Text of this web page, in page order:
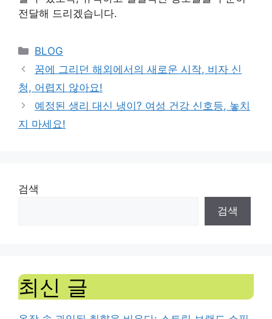
전달해 드리겠습니다.
Categories
BLOG
꿈에 그리던 해외에서의 새로운 시작, 비자 신
청, 어렵지 않아요!
예정된 생리 대신 냉이? 여성 건강 신호등, 놓치
지 마세요!
검색
검색
최신 글